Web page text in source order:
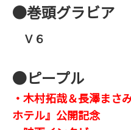
●巻頭グラビア
Ｖ６
●ピープル
・木村拓哉＆長澤まさ
ホテル』公開記念